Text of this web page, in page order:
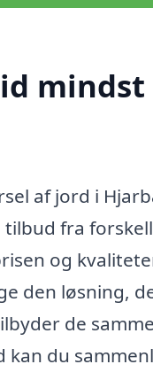
mindst
af jord i
fra
og
den løsning,
de
du